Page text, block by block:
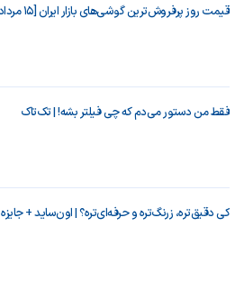
قیمت روز پرفروش‌ترین گوشی‌های بازار ایران [15 مرداد 1405]
فقط من دستور می‌دم که چی فیلتر بشه! | تک‌تاک
کی دقیق‌تره، زرنگ‌تره و حرفه‌ای‌تره؟ | اون‌ساید + جایزه